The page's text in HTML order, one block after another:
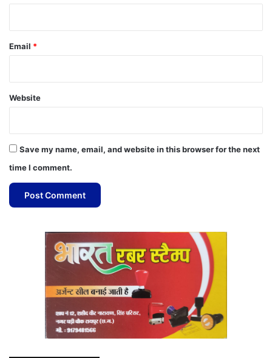
Email *
Website
Save my name, email, and website in this browser for the next
time I comment.